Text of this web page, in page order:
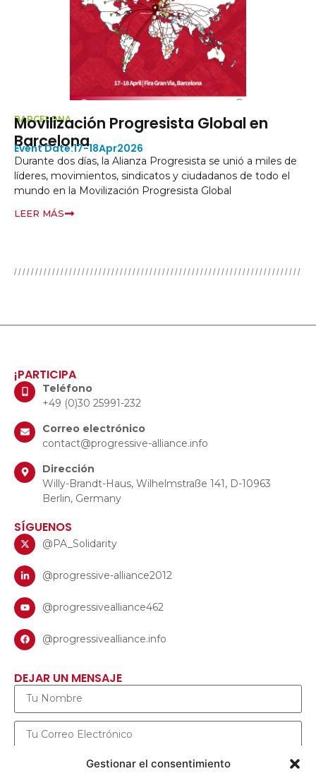
Gestionar el consentimiento
Progresista Global en
17-18Apr2026
dos días, la Alianza Progresista se unió a miles de
movimientos, sindicatos y ciudadanos de todo el
en la Movilización Progresista Global
¡PARTICIPA
Teléfono
+49 (0)30 25991-232
Correo electrónico
contact@progressive-alliance.info
Dirección
Willy-Brandt-Haus, Wilhelmstraße 141, D-10963
Berlin, Germany
SÍGUENOS
@PA_Solidarity
@progressive-alliance2012
@progressivealliance462
@progressivealliance.info
DEJAR UN MENSAJE